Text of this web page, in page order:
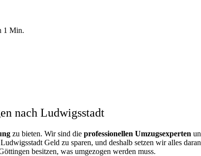
1 Min.
nach Ludwigsstadt
zu bieten. Wir sind die professionellen Umzugsexperten
Geld zu sparen, und deshalb setzen wir alles
besitzen, was umgezogen werden muss.